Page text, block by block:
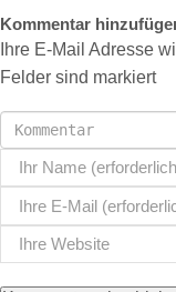
Kommentar
Ihre E-Mail Adresse
Felder sind markiert